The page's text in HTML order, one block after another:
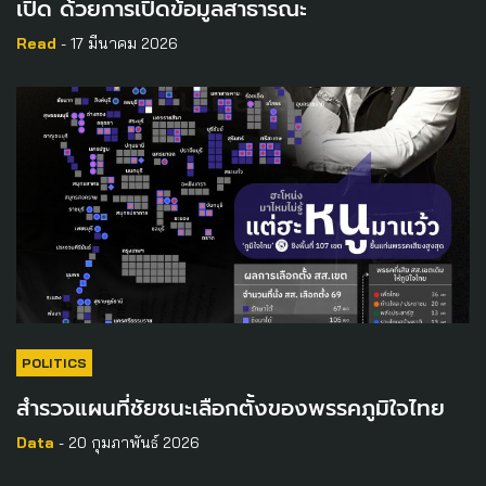
เปิด ด้วยการเปิดข้อมูลสาธารณะ
Read - 17 มีนาคม 2026
POLITICS
สำรวจแผนที่ชัยชนะเลือกตั้งของพรรคภูมิใจไทย
Data - 20 กุมภาพันธ์ 2026